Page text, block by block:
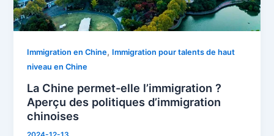
Immigration en Chine, Immigration pour talents de haut
niveau en Chine
La Chine permet-elle l’immigration ?
Aperçu des politiques d’immigration
chinoises
d’immigration
chinoises